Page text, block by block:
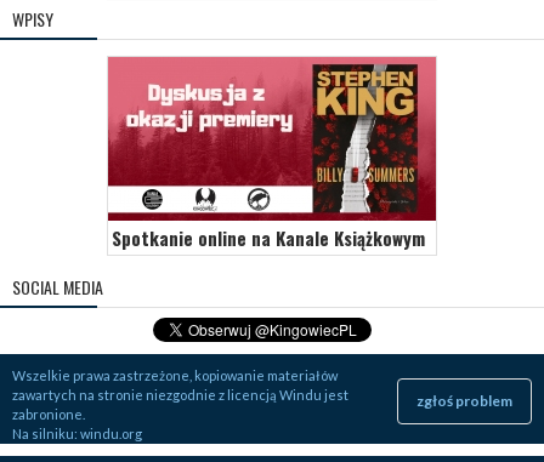
WPISY
Spotkanie online na Kanale Książkowym
SOCIAL MEDIA
zgłoś problem
Wszelkie prawa zastrzeżone, kopiowanie materiałów
zawartych na stronie niezgodnie z licencją Windu jest
zabronione.
Na silniku: windu.org